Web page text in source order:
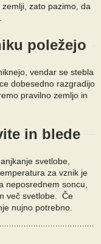
zato pazimo, da
poležejo
vendar se stebla
dobesedno razgradijo
pravilno zemljo in
in blede
svetlobe,
za vznik je
neposrednem soncu,
več svetlobe. Če
nujno potrebno.